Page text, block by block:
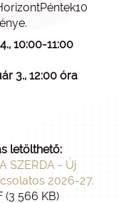
10:00-11:00
3., 12:00 óra
letölthető:
SZERDA - Új
2026-27.
(3 566 KB)